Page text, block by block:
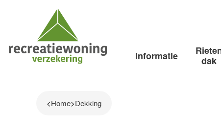
Informatie
dak
Home Dekking